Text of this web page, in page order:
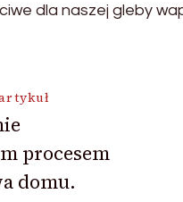
dla naszej gleby
procesem
domu.